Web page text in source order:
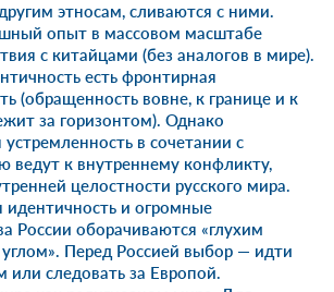
этносам, сливаются с ними.
опыт в массовом масштабе
с китайцами (без аналогов в мире).
есть фронтирная
(обращенность вовне, к границе и к
за горизонтом). Однако
в сочетании с
ведут к внутреннему конфликту,
целостности русского мира.
идентичность и огромные
России оборачиваются «глухим
Перед Россией выбор — идти
или следовать за Европой.